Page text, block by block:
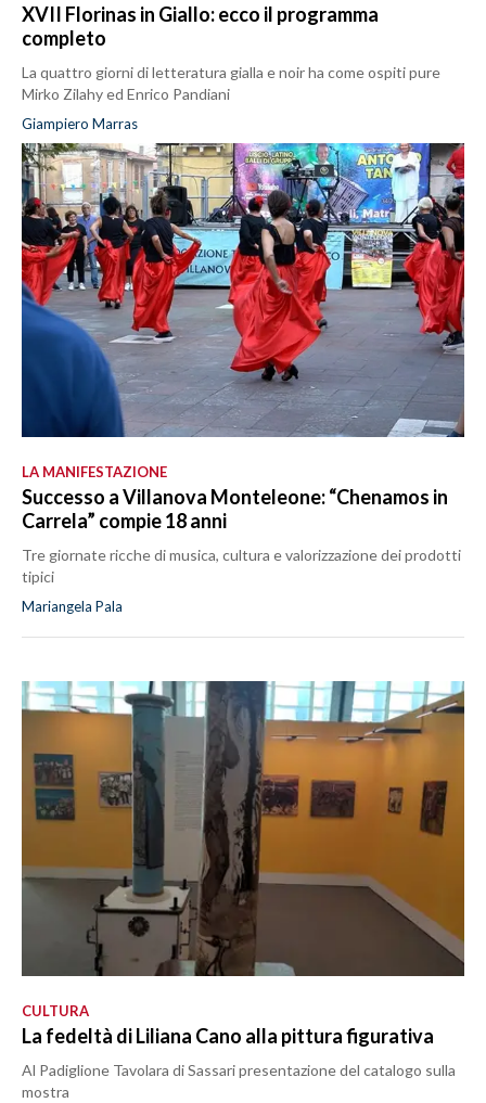
XVII Florinas in Giallo: ecco il programma
completo
La quattro giorni di letteratura gialla e noir ha come ospiti pure
Mirko Zilahy ed Enrico Pandiani
Giampiero Marras
LA MANIFESTAZIONE
Successo a Villanova Monteleone: “Chenamos in
Carrela” compie 18 anni
Tre giornate ricche di musica, cultura e valorizzazione dei prodotti
tipici
Mariangela Pala
CULTURA
La fedeltà di Liliana Cano alla pittura figurativa
Al Padiglione Tavolara di Sassari presentazione del catalogo sulla
mostra